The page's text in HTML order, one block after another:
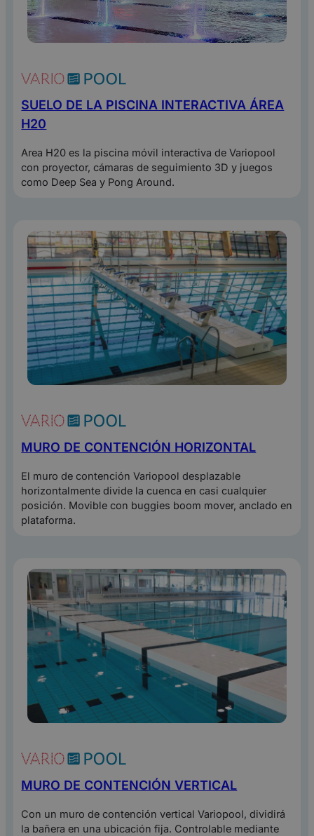
SUELO DE LA PISCINA INTERACTIVA ÁREA
H20
Area H20 es la piscina móvil interactiva de Variopool
con proyector, cámaras de seguimiento 3D y juegos
como Deep Sea y Pong Around.
MURO DE CONTENCIÓN HORIZONTAL
El muro de contención Variopool desplazable
horizontalmente divide la cuenca en casi cualquier
posición. Movible con buggies boom mover, anclado en
plataforma.
MURO DE CONTENCIÓN VERTICAL
Con un muro de contención vertical Variopool, dividirá
la bañera en una ubicación fija. Controlable mediante